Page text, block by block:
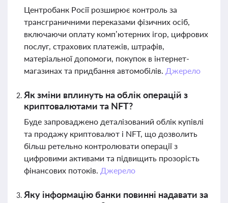
Центробанк Росії розширює контроль за
трансграничними переказами фізичних осіб,
включаючи оплату комп’ютерних ігор, цифрових
послуг, страхових платежів, штрафів,
матеріальної допомоги, покупок в інтернет-
магазинах та придбання автомобілів. Джерело
Як зміни вплинуть на облік операцій з
криптовалютами та NFT?
Буде запроваджено деталізований облік купівлі
та продажу криптовалют і NFT, що дозволить
більш ретельно контролювати операції з
цифровими активами та підвищить прозорість
фінансових потоків. Джерело
Яку інформацію банки повинні надавати за